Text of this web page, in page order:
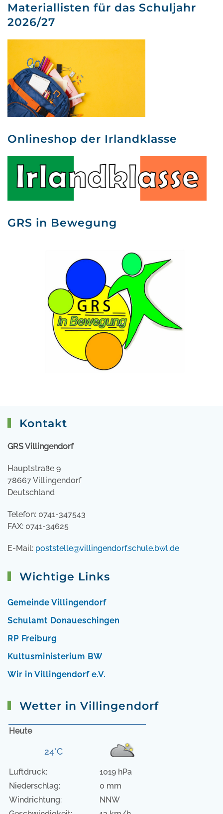
Materiallisten für das Schuljahr
2026/27
Onlineshop der Irlandklasse
GRS in Bewegung
Kontakt
GRS Villingendorf
Hauptstraße 9
78667 Villingendorf
Deutschland
Telefon: 0741-347543
FAX: 0741-34625
E-Mail: poststelle@villingendorf.schule.bwl.de
Wichtige Links
Gemeinde Villingendorf
Schulamt Donaueschingen
RP Freiburg
Kultusministerium BW
Wir in Villingendorf e.V.
Wetter in Villingendorf
Heute
24°C
Luftdruck:
1019 hPa
Niederschlag:
0 mm
Windrichtung:
NNW